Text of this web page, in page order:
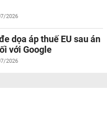
2026
dọa áp thuế EU sau án
với Google
2026